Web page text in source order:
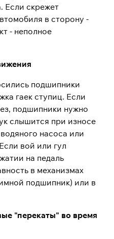
Если скрежет
в сторону -
- неполное
подшипники
гаек ступиц. Если
подшипники нужно
слышится при износе
насоса или
вой или гул
на педаль
в механизмах
подшипник) или в
"перекаты" во время